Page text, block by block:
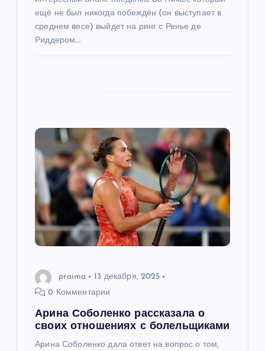
ещё не был никогда побеждён (он выступает в
среднем весе) выйдет на ринг с Ренье де
Риддером.…
praima
13 декабря, 2025
0 Комментарии
Арина Соболенко рассказала о
своих отношениях с болельщиками
Арина Соболенко дала ответ на вопрос о том,